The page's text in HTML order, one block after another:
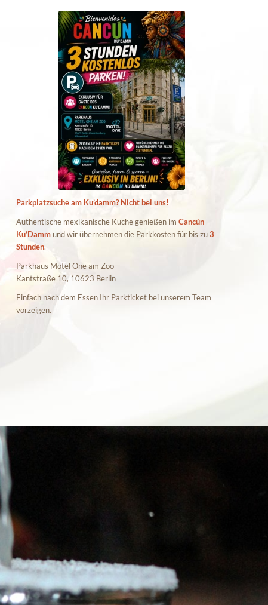
Parkplatzsuche am Ku’damm? Nicht bei uns!
Authentische mexikanische Küche genießen imCancún
Ku’Dammund wir übernehmen die Parkkosten für bis zu3
Stunden.
Parkhaus Motel One am Zoo
Kantstraße 10, 10623 Berlin
Einfach nach dem Essen Ihr Parkticket bei unserem Team
vorzeigen.